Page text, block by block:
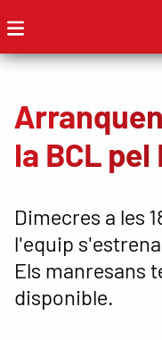
la BCL pel
Dimecres a les
l'equip
Els manresans
disponible.